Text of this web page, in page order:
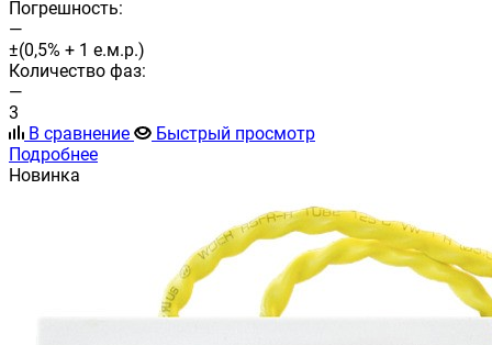
Погрешность:
—
±(0,5% + 1 е.м.р.)
Количество фаз:
—
3
В сравнение
Быстрый просмотр
Подробнее
Новинка